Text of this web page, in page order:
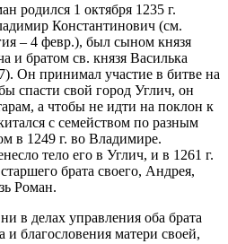
родился 1 октября 1235 г.
Константинович (см.
– 4 февр.), был сыном князя
и братом св. князя Василька
Он принимал участие в битве на
спасти свой город Углич, он
а чтобы не идти на поклон к
с семейством по разным
в 1249 г. во Владимире.
тело его в Углич, и в 1261 г.
брата своего, Андрея,
Роман.
в делах управления оба брата
и благословения матери своей,